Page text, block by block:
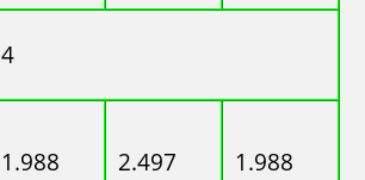
4
1.988 2.497 1.988